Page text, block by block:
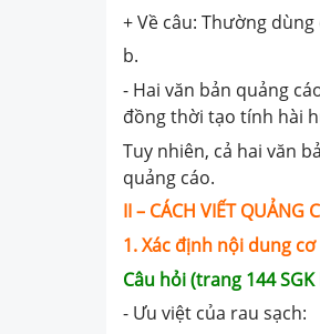
+ Về câu: Thường
b.
- Hai văn bản quảng
đồng thời tạo tính hài
Tuy nhiên, cả hai văn
quảng cáo.
II – CÁCH VIẾT QUẢNG
1. Xác định nội dung
Câu hỏi (trang 144
- Ưu việt của rau sạch: